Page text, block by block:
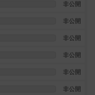
非公開
非公開
非公開
非公開
非公開
非公開